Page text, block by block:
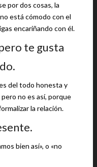
por dos cosas, la
está cómodo con el
encariñando con él.
te gusta
del todo honesta y
no es así, porque
la relación.
bien así», o «no